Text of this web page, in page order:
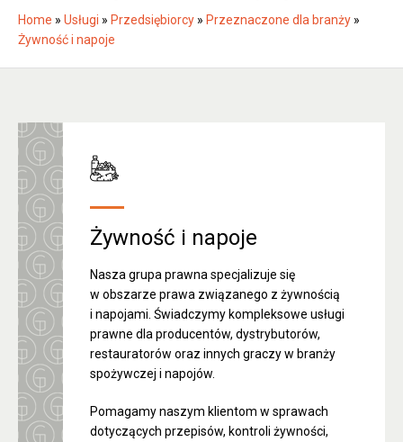
Home » Usługi » Przedsiębiorcy » Przeznaczone dla branży »
Żywność i napoje
Żywność i napoje
Nasza grupa prawna specjalizuje się
w obszarze prawa związanego z żywnością
i napojami. Świadczymy kompleksowe usługi
prawne dla producentów, dystrybutorów,
restauratorów oraz innych graczy w branży
spożywczej i napojów.
Pomagamy naszym klientom w sprawach
dotyczących przepisów, kontroli żywności,